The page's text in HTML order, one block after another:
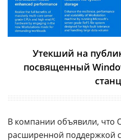
Утекший на
посвященный
В компании объявили, что
расширенной поддержкой